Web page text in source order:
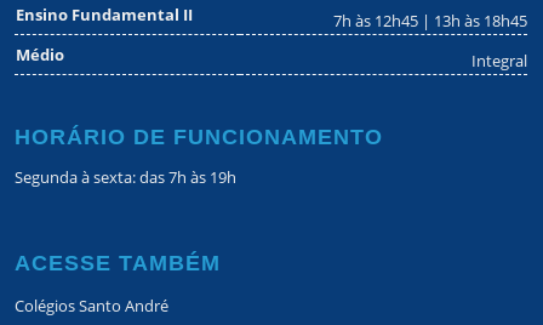
Ensino Fundamental II
7h às 12h45 | 13h às 18h45
Médio
Integral
HORÁRIO DE FUNCIONAMENTO
Segunda à sexta: das 7h às 19h
ACESSE TAMBÉM
Colégios Santo André